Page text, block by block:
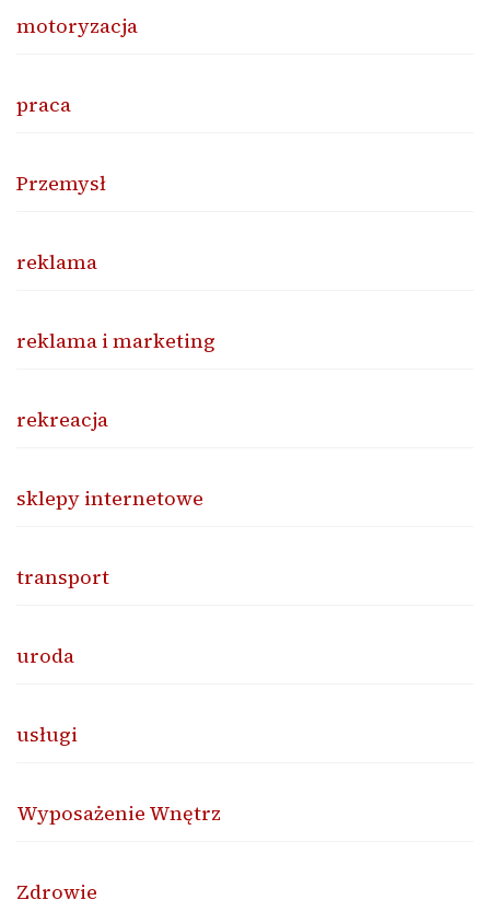
motoryzacja
praca
Przemysł
reklama
reklama i marketing
rekreacja
sklepy internetowe
transport
uroda
usługi
Wyposażenie Wnętrz
Zdrowie